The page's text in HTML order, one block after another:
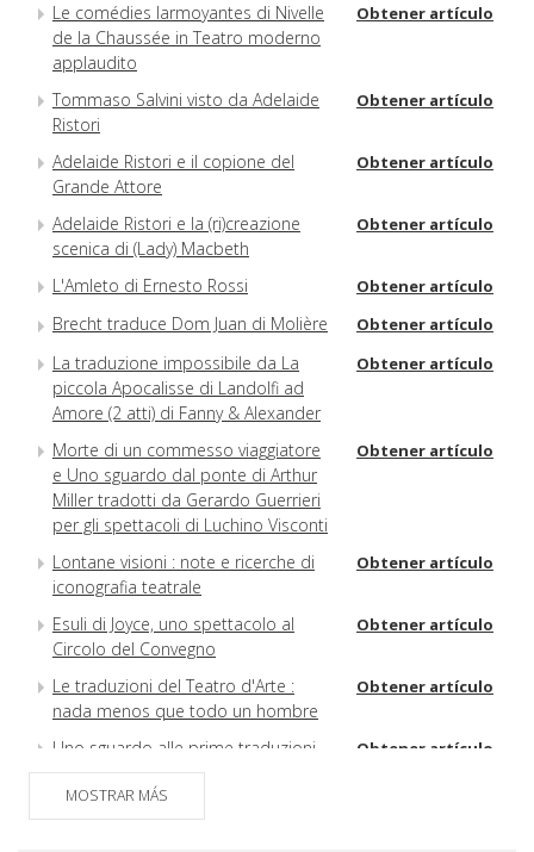
Le comédies larmoyantes di Nivelle
de la Chaussée in Teatro moderno
applaudito
Obtener artículo
Tommaso Salvini visto da Adelaide
Ristori
Obtener artículo
Adelaide Ristori e il copione del
Grande Attore
Obtener artículo
Adelaide Ristori e la (ri)creazione
scenica di (Lady) Macbeth
Obtener artículo
L'Amleto di Ernesto Rossi Obtener artículo
Brecht traduce Dom Juan di Molière Obtener artículo
La traduzione impossibile da La
piccola Apocalisse di Landolfi ad
Amore (2 atti) di Fanny & Alexander
Obtener artículo
Morte di un commesso viaggiatore
e Uno sguardo dal ponte di Arthur
Miller tradotti da Gerardo Guerrieri
per gli spettacoli di Luchino Visconti
Obtener artículo
Lontane visioni : note e ricerche di
iconografia teatrale
Obtener artículo
Esuli di Joyce, uno spettacolo al
Circolo del Convegno
Obtener artículo
Le traduzioni del Teatro d'Arte :
nada menos que todo un hombre
Obtener artículo
Uno sguardo alle prime traduzioni
inglesi dell'opera pirandelliana
Obtener artículo
MOSTRAR MÁS